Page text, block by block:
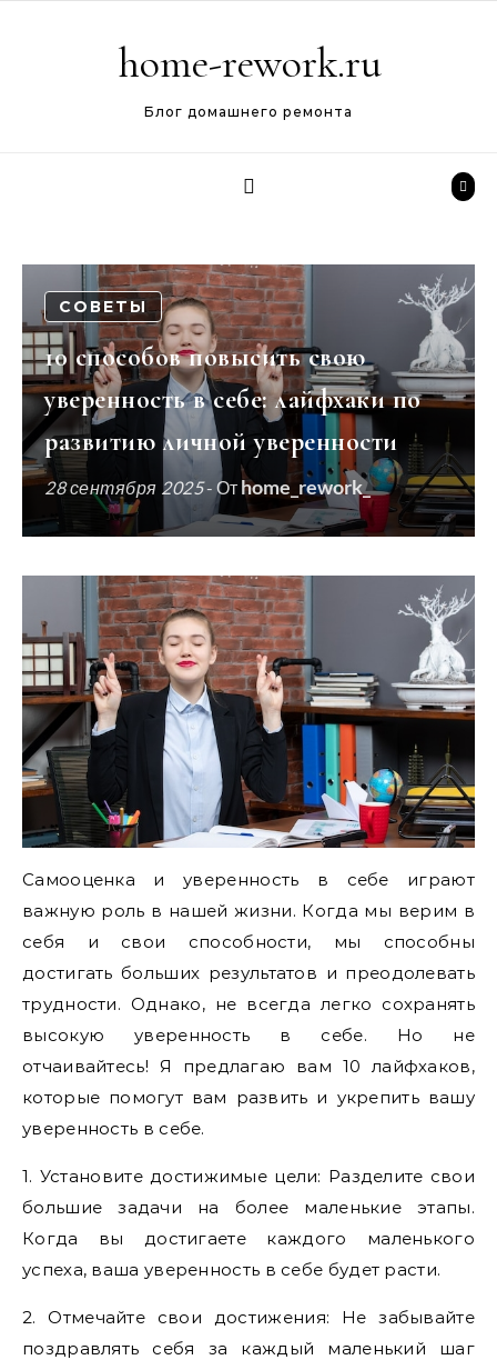
home-rework.ru
Блог домашнего ремонта
СОВЕТЫ
10 способов повысить свою
уверенность в себе: лайфхаки по
развитию личной уверенности
28 сентября 2025- От home_rework_
Самооценка и уверенность в себе играют
важную роль в нашей жизни. Когда мы верим в
себя и свои способности, мы способны
достигать больших результатов и преодолевать
трудности. Однако, не всегда легко сохранять
высокую уверенность в себе. Но не
отчаивайтесь! Я предлагаю вам 10 лайфхаков,
которые помогут вам развить и укрепить вашу
уверенность в себе.
1. Установите достижимые цели: Разделите свои
большие задачи на более маленькие этапы.
Когда вы достигаете каждого маленького
успеха, ваша уверенность в себе будет расти.
2. Отмечайте свои достижения: Не забывайте
поздравлять себя за каждый маленький шаг